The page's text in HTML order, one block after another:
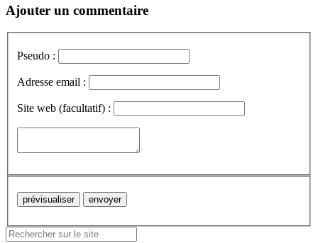
Ajouter un commentaire
Pseudo :
Adresse email :
Site web (facultatif) :